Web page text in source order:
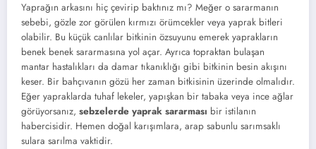
Yaprağın arkasını hiç çevirip baktınız mı? Meğer o sararmanın
sebebi, gözle zor görülen kırmızı örümcekler veya yaprak bitleri
olabilir. Bu küçük canlılar bitkinin özsuyunu emerek yaprakların
benek benek sararmasına yol açar. Ayrıca topraktan bulaşan
mantar hastalıkları da damar tıkanıklığı gibi bitkinin besin akışını
keser. Bir bahçıvanın gözü her zaman bitkisinin üzerinde olmalıdır.
Eğer yapraklarda tuhaf lekeler, yapışkan bir tabaka veya ince ağlar
görüyorsanız, sebzelerde yaprak sararması bir istilanın
habercisidir. Hemen doğal karışımlara, arap sabunlu sarımsaklı
sulara sarılma vaktidir.